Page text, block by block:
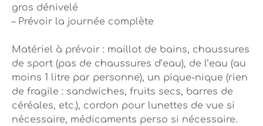
gros dénivelé
– Prévoir la journée complète
Matériel à prévoir : maillot de bains, chaussures
de sport (pas de chaussures d’eau), de l’eau (au
moins 1 litre par personne), un pique-nique (rien
de fragile : sandwiches, fruits secs, barres de
céréales, etc.), cordon pour lunettes de vue si
nécessaire, médicaments perso si nécessaire.